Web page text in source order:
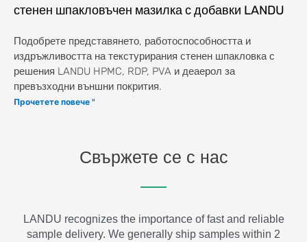
стенен шпакловъчен мазилка с добавки LANDU
Подобрете представянето, работоспособността и
издръжливостта на текстурирания стенен шпакловка с
решения LANDU HPMC, RDP, PVA и деаерол за
превъзходни външни покрития.
Прочетете повече "
Свържете се с нас
LANDU recognizes the importance of fast and reliable
sample delivery. We generally ship samples within 2